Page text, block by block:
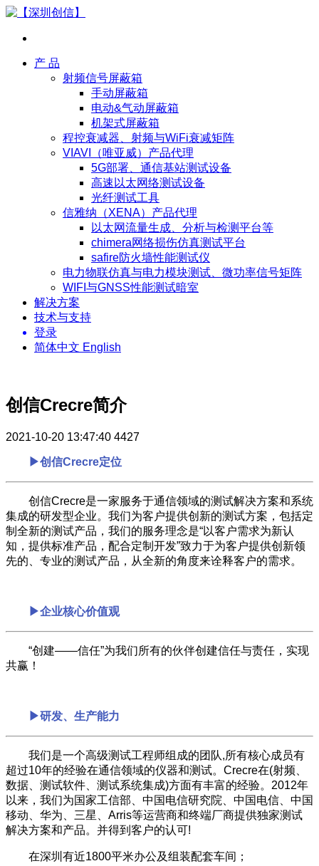
产 品
射频信号屏蔽箱
手动屏蔽箱
电动&气动屏蔽箱
机架式屏蔽箱
程控衰减器、射频与WiFi衰减矩阵
VIAVI（唯亚威）产品代理
5G部署、通信基站测试设备
高速以太网络测试设备
光纤测试工具
信雅纳（XENA）产品代理
以太网流量生成、分析与检测平台等
chimera网络损伤仿真测试平台
safire防火墙性能测试仪
电力物联仿真与电力模块测试、微功率信号矩阵
WIFI与GNSS性能测试暗室
解决方案
技术与支持
登录
简体中文 English
创信Crecre简介
2021-10-20 13:47:40 4427
▶创信Crecre定位
创信Crecre是一家服务于通信领域的测试解决方案和系统
集成的研发型企业。我们为客户提供创新的测试方案，包括定
制全新的测试产品，我们的服务理念是“以客户需求为新认
知，提供标准产品，配合定制开发”致力于为客户提供创新领
先的、专业的测试产品，从全新的角度来诠释客户的需求。
▶企业核心价值观
“创建——信任”为我们所有的伙伴创建信任与责任，实现
共赢！
▶研发、 生产能力
我们是一个高级测试工程师组成的团队,所有核心成员有
超过10年的经验在通信领域的仪器和测试。Crecre在(射频、
数据、测试软件、测试系统集成)方面有丰富的经验。2012年
以来，我们为国家工信部、中国电信研究院、中国电信、中国
移动、华为、三星、Arris等运营商和终端厂商提供独家测试
解决方案和产品。并得到客户的认可!
在深圳有近1800平米办公及组装配套车间；